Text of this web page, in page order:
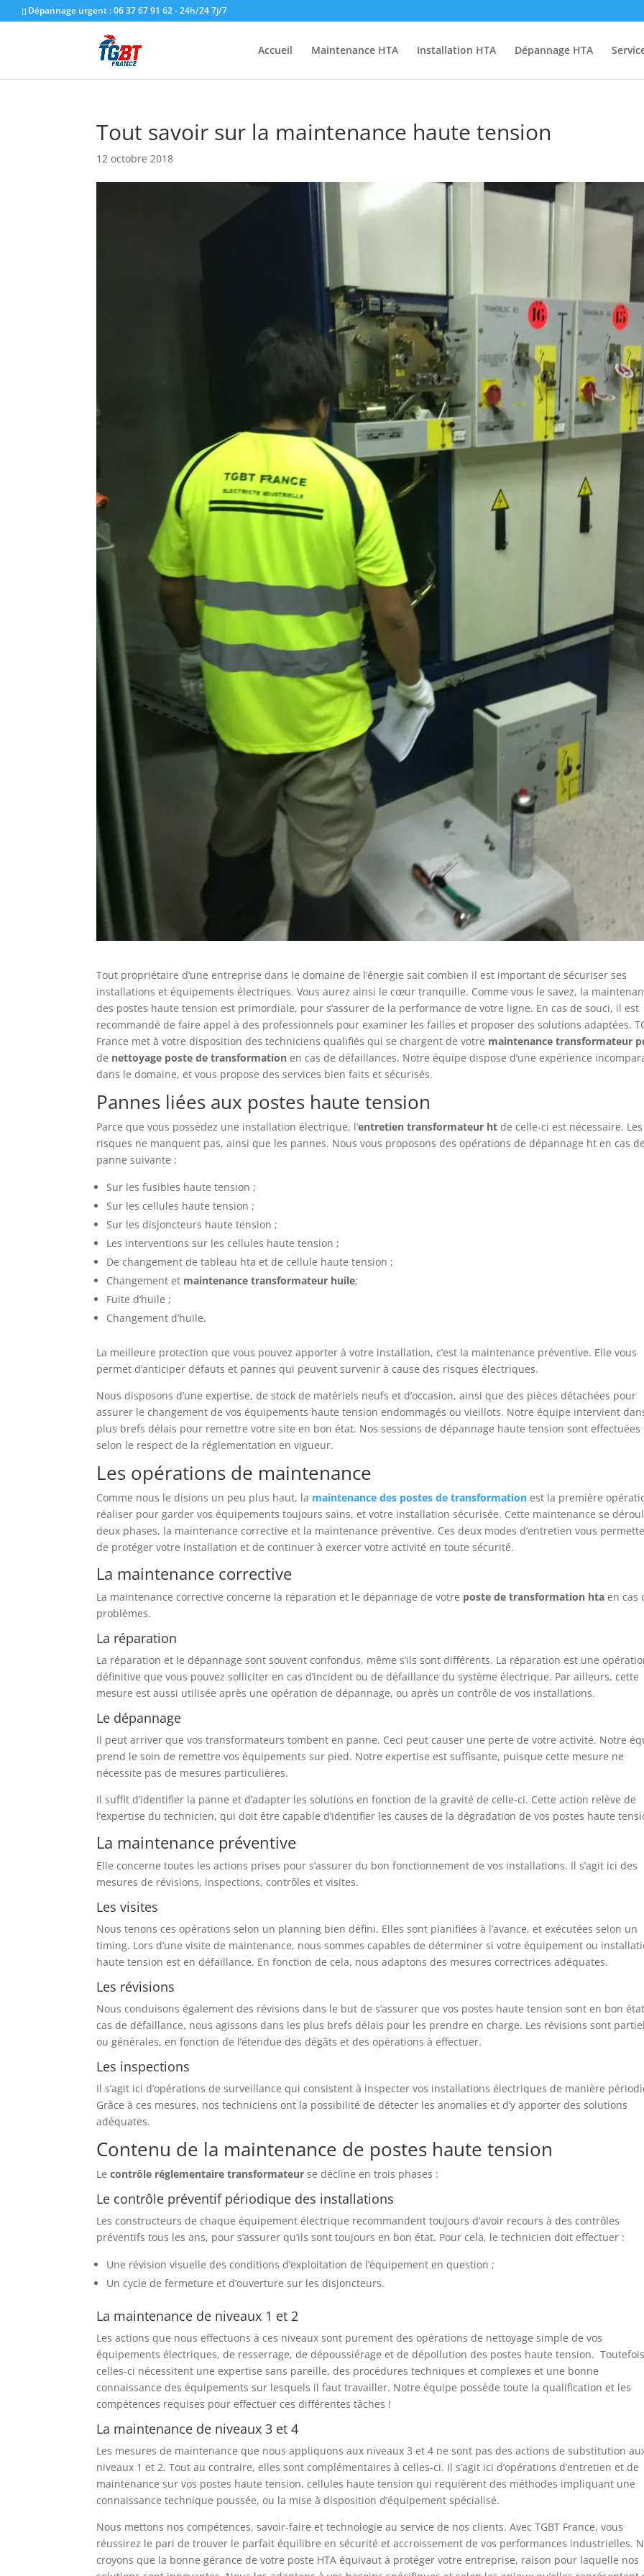
Dépannage urgent : 06 37 67 91 62 - 24h/24 7j/7
Accueil Maintenance HTA Installation HTA Dépannage HTA
Tout savoir sur la maintenance haute tension
12 octobre 2018
Tout propriétaire d’une entreprise dans le domaine de l’énergie sait combien il est important de sécuriser ses
installations et équipements électriques. Vous aurez ainsi le cœur tranquille. Comme vous le savez, la
des postes haute tension est primordiale, pour s’assurer de la performance de votre ligne. En cas de souci, il est
recommandé de faire appel à des professionnels pour examiner les failles et proposer des solutions adaptées.
France met à votre disposition des techniciens qualifiés qui se chargent de votre maintenance transformateur
de nettoyage poste de transformation en cas de défaillances. Notre équipe dispose d’une expérience
dans le domaine, et vous propose des services bien faits et sécurisés.
Pannes liées aux postes haute tension
Parce que vous possédez une installation électrique, l’entretien transformateur htde celle-ci est nécessaire. Les
risques ne manquent pas, ainsi que les pannes. Nous vous proposons des opérations de dépannage ht en cas de
panne suivante :
Sur les fusibles haute tension ;
Sur les cellules haute tension ;
Sur les disjoncteurs haute tension ;
Les interventions sur les cellules haute tension ;
De changement de tableau hta et de cellule haute tension ;
Changement et maintenance transformateur huile;
Fuite d’huile ;
Changement d’huile.
La meilleure protection que vous pouvez apporter à votre installation, c’est la maintenance préventive. Elle vous
permet d’anticiper défauts et pannes qui peuvent survenir à cause des risques électriques.
Nous disposons d’une expertise, de stock de matériels neufs et d’occasion, ainsi que des pièces détachées pour
assurer le changement de vos équipements haute tension endommagés ou vieillots. Notre équipe intervient
plus brefs délais pour remettre votre site en bon état. Nos sessions de dépannage haute tension sont effectuées
selon le respect de la réglementation en vigueur.
Les opérations de maintenance
Comme nous le disions un peu plus haut, la maintenance des postes de transformationest la première
réaliser pour garder vos équipements toujours sains, et votre installation sécurisée. Cette maintenance se
deux phases, la maintenance corrective et la maintenance préventive. Ces deux modes d’entretien vous
de protéger votre installation et de continuer à exercer votre activité en toute sécurité.
La maintenance corrective
La maintenance corrective concerne la réparation et le dépannage de votre poste de transformation htaen cas
problèmes.
La réparation
La réparation et le dépannage sont souvent confondus, même s’ils sont différents. La réparation est une
définitive que vous pouvez solliciter en cas d’incident ou de défaillance du système électrique. Par ailleurs, cette
mesure est aussi utilisée après une opération de dépannage, ou après un contrôle de vos installations.
Le dépannage
Il peut arriver que vos transformateurs tombent en panne. Ceci peut causer une perte de votre activité. Notre
prend le soin de remettre vos équipements sur pied. Notre expertise est suffisante, puisque cette mesure ne
nécessite pas de mesures particulières.
Il suffit d’identifier la panne et d’adapter les solutions en fonction de la gravité de celle-ci. Cette action relève de
l’expertise du technicien, qui doit être capable d’identifier les causes de la dégradation de vos postes haute
La maintenance préventive
Elle concerne toutes les actions prises pour s’assurer du bon fonctionnement de vos installations. Il s’agit ici des
mesures de révisions, inspections, contrôles et visites.
Les visites
Nous tenons ces opérations selon un planning bien défini. Elles sont planifiées à l’avance, et exécutées selon un
timing. Lors d’une visite de maintenance, nous sommes capables de déterminer si votre équipement ou
haute tension est en défaillance. En fonction de cela, nous adaptons des mesures correctrices adéquates.
Les révisions
Nous conduisons également des révisions dans le but de s’assurer que vos postes haute tension sont en bon
cas de défaillance, nous agissons dans les plus brefs délais pour les prendre en charge. Les révisions sont
ou générales, en fonction de l’étendue des dégâts et des opérations à effectuer.
Les inspections
Il s’agit ici d’opérations de surveillance qui consistent à inspecter vos installations électriques de manière
Grâce à ces mesures, nos techniciens ont la possibilité de détecter les anomalies et d’y apporter des solutions
adéquates.
Contenu de la maintenance de postes haute tension
Lecontrôle réglementaire transformateurse décline en trois phases :
Le contrôle préventif périodique des installations
Les constructeurs de chaque équipement électrique recommandent toujours d’avoir recours à des contrôles
préventifs tous les ans, pour s’assurer qu’ils sont toujours en bon état. Pour cela, le technicien doit effectuer :
Une révision visuelle des conditions d’exploitation de l’équipement en question ;
Un cycle de fermeture et d’ouverture sur les disjoncteurs.
La maintenance de niveaux 1 et 2
Les actions que nous effectuons à ces niveaux sont purement des opérations de nettoyage simple de vos
équipements électriques, de resserrage, de dépoussiérage et de dépollution des postes haute tension.
celles-ci nécessitent une expertise sans pareille, des procédures techniques et complexes et une bonne
connaissance des équipements sur lesquels il faut travailler. Notre équipe possède toute la qualification et les
compétences requises pour effectuer ces différentes tâches !
La maintenance de niveaux 3 et 4
Les mesures de maintenance que nous appliquons aux niveaux 3 et 4 ne sont pas des actions de substitution
niveaux 1 et 2. Tout au contraire, elles sont complémentaires à celles-ci. Il s’agit ici d’opérations d’entretien et de
maintenance sur vos postes haute tension, cellules haute tension qui requièrent des méthodes impliquant une
connaissance technique poussée, ou la mise à disposition d’équipement spécialisé.
Nous mettons nos compétences, savoir-faire et technologie au service de nos clients. Avec TGBT France, vous
réussirez le pari de trouver le parfait équilibre en sécurité et accroissement de vos performances industrielles.
croyons que la bonne gérance de votre poste HTA équivaut à protéger votre entreprise, raison pour laquelle nos